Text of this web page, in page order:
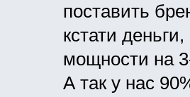
поставить
кстати
мощности на
А так у нас